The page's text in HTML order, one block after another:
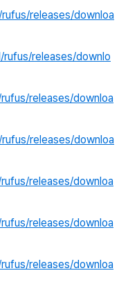
releases/downloa
releases/downlo
releases/downloa
releases/downloa
releases/downloa
releases/downloa
releases/downloa